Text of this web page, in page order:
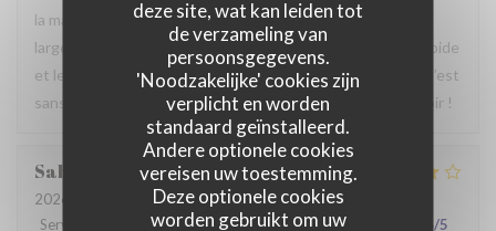
deze site, wat kan leiden tot
de verzameling van
persoonsgegevens.
'Noodzakelijke' cookies zijn
verplicht en worden
standaard geïnstalleerd.
Andere optionele cookies
vereisen uw toestemming.
Deze optionele cookies
worden gebruikt om uw
la manière la plus authentique qui soit. Le repas était
largement à la hauteur de nos attentes, le service était rapide
et le personnel particulièrement agréable et accueillant. C’est
sans hésiter que nous reviendrons. Au plaisir de vous revoir !
Sabrina
2026-07-25
- 21:00 - Gasten 2
Service
Atmosfeer:4/5 Keuken: 4/5 Kwaliteit / Prijs /5